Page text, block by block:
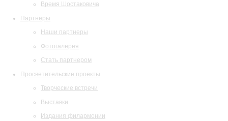
Время Шостаковича
Партнеры
Наши партнеры
Фотогалерея
Стать партнером
Просветительские проекты
Творческие встречи
Выставки
Издания филармонии